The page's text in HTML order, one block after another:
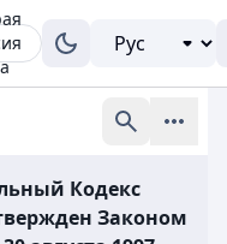
Кодекс
Законом